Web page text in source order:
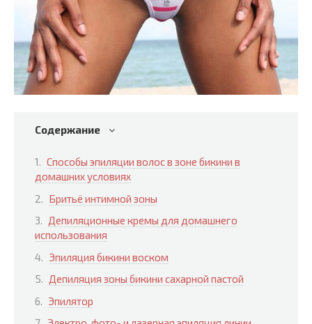
Содержание
Способы эпиляции волос в зоне бикини в
домашних условиях
Бритьё интимной зоны
Депиляционные кремы для домашнего
использования
Эпиляция бикини воском
Депиляция зоны бикини сахарной пастой
Эпилятор